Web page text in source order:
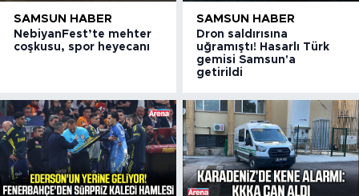
SAMSUN HABER
NebiyanFest’te mehter
coşkusu, spor heyecanı
SAMSUN HABER
Dron saldırısına
uğramıştı! Hasarlı Türk
gemisi Samsun'a
getirildi